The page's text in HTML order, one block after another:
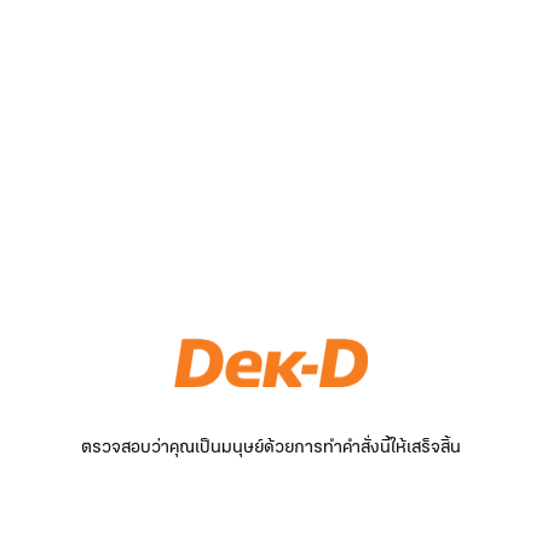
ตรวจสอบว่าคุณเป็นมนุษย์ด้วยการทำคำสั่งนี้ให้เสร็จสิ้น